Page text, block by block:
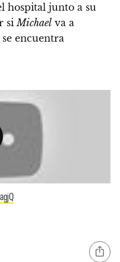
hospital junto a su
si Michael va a
encuentra